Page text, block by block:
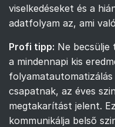
viselkedéseket és a
adatfolyam az, ami
Profi tipp: Ne becsülje
a mindennapi kis
csapatnak, az éves
megtakarítást jelent.
kommunikálja belső